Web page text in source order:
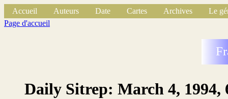
Accueil Auteurs Date Cartes Archives
Le
Page d'accueil
Daily Sitrep: March 4, 1994,